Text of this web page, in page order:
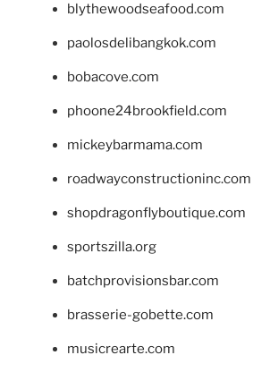
blythewoodseafood.com
paolosdelibangkok.com
bobacove.com
phoone24brookfield.com
mickeybarmama.com
roadwayconstructioninc.com
shopdragonflyboutique.com
sportszilla.org
batchprovisionsbar.com
brasserie-gobette.com
musicrearte.com